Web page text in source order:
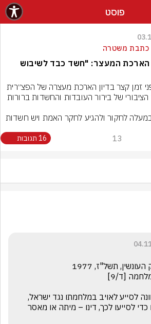
פוסט
כתבת משטרה
הארכת המעצר: "חשד כבד לשיבוש
נציגת המשטרה אמרה לפני זמן קצר בדיון הארכת מעצרה של הפצ״רית
13 16 תגובות